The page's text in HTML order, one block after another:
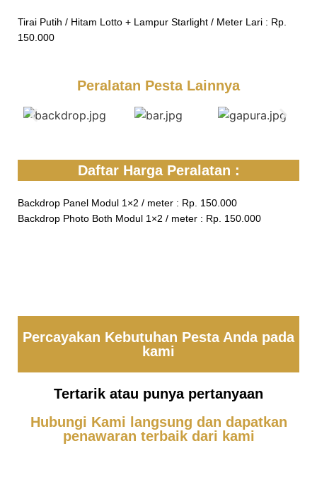
Tirai Putih / Hitam Lotto + Lampur Starlight / Meter Lari : Rp.
150.000
Peralatan Pesta Lainnya
Daftar Harga Peralatan :
Backdrop Panel Modul 1×2 / meter : Rp. 150.000
Backdrop Photo Both Modul 1×2 / meter : Rp. 150.000
Percayakan Kebutuhan Pesta Anda pada
kami
Tertarik atau punya pertanyaan
Hubungi Kami langsung dan dapatkan
penawaran terbaik dari kami